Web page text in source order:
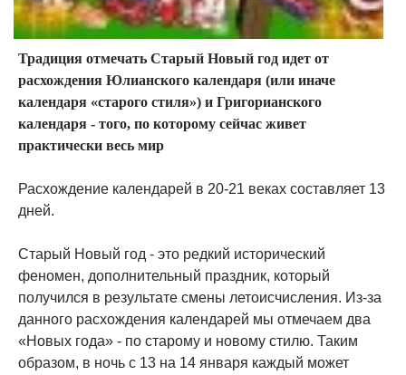
Традиция отмечать Старый Новый год идет от
расхождения Юлианского календаря (или иначе
календаря «старого стиля») и Григорианского
календаря - того, по которому сейчас живет
практически весь мир
Расхождение календарей в 20-21 веках составляет 13
дней.
Старый Новый год - это редкий исторический
феномен, дополнительный праздник, который
получился в результате смены летоисчисления. Из-за
данного расхождения календарей мы отмечаем два
«Новых года» - по старому и новому стилю. Таким
образом, в ночь с 13 на 14 января каждый может